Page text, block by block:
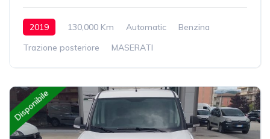
2019 130,000 Km Automatic
Benzina
Trazione posteriore
MASERATI
Disponibile